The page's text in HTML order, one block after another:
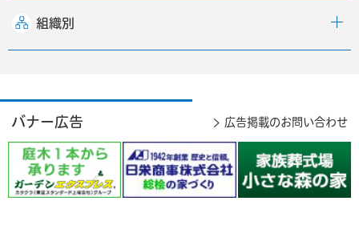
組織別
バナー広告 広告掲載のお問い合わせ